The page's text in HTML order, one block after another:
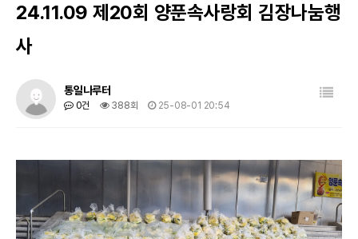
24.11.09 제20회 양푼속사랑회 김장나눔행
사
통일나루터
0건 388회 25-08-01 20:54